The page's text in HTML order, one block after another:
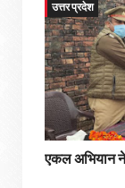
उत्तर प्रदेश
एकल अभियान ने